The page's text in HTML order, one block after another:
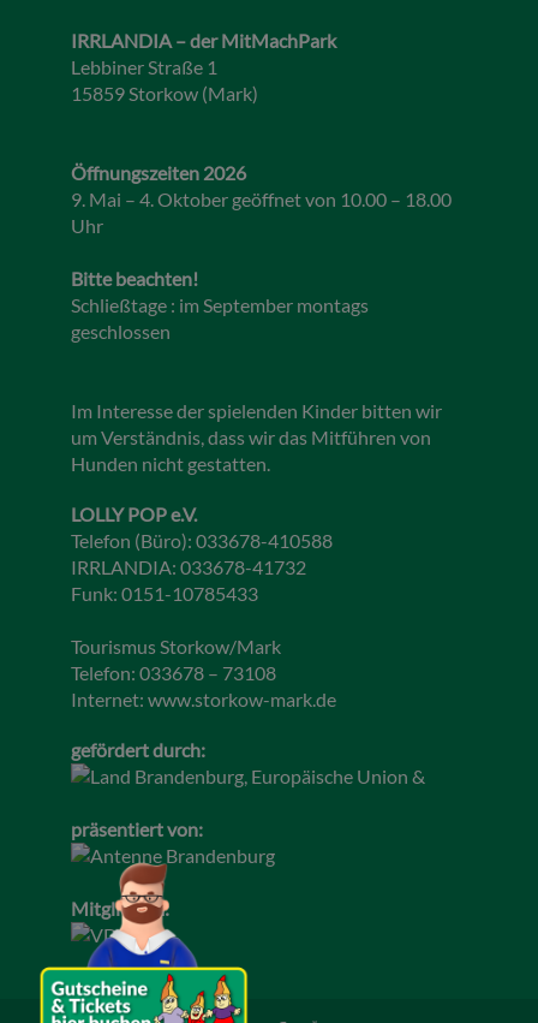
IRRLANDIA – der MitMachPark
Lebbiner Straße 1
15859 Storkow (Mark)
Öffnungszeiten 2026
9. Mai – 4. Oktober geöffnet von 10.00 – 18.00
Uhr
Bitte beachten!
Schließtage : im September montags
geschlossen
Im Interesse der spielenden Kinder bitten wir
um Verständnis, dass wir das Mitführen von
Hunden nicht gestatten.
LOLLY POP e.V.
Telefon (Büro): 033678-410588
IRRLANDIA: 033678-41732
Funk: 0151-10785433
Tourismus Storkow/Mark
Telefon: 033678 – 73108
Internet: www.storkow-mark.de
gefördert durch:
präsentiert von:
Mitglied im: